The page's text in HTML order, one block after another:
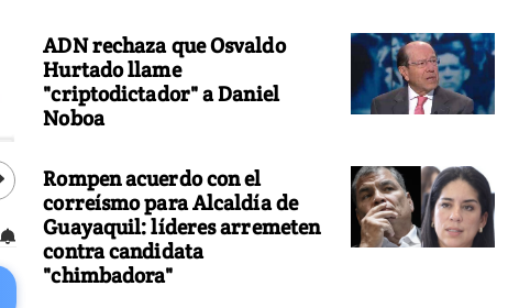
ADN rechaza que Osvaldo
Hurtado llame
"criptodictador" a Daniel
Noboa
Rompen acuerdo con el
correísmo para Alcaldía de
Guayaquil: líderes arremeten
contra candidata
"chimbadora"